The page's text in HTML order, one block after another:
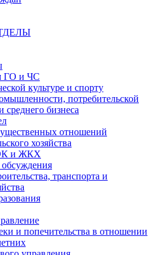
ГО и ЧС
культуре и спорту
потребительской
среднего бизнеса
отношений
хозяйства
и ЖКХ
транспорта и
и попечительства в отношении